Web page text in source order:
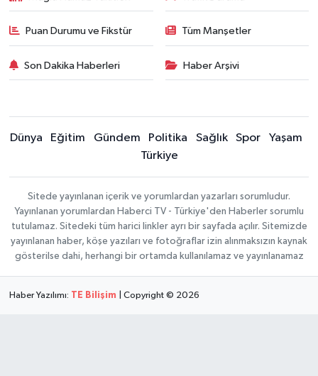
Puan Durumu ve Fikstür Tüm Manşetler
Son Dakika Haberleri Haber Arşivi
Dünya Eğitim Gündem Politika Sağlık Spor
Yaşam
Türkiye
Sitede yayınlanan içerik ve yorumlardan yazarları sorumludur.
Yayınlanan yorumlardan Haberci TV - Türkiye'den Haberler sorumlu
tutulamaz. Sitedeki tüm harici linkler ayrı bir sayfada açılır. Sitemizde
yayınlanan haber, köşe yazıları ve fotoğraflar izin alınmaksızın kaynak
gösterilse dahi, herhangi bir ortamda kullanılamaz ve yayınlanamaz
Haber Yazılımı: TE Bilişim | Copyright © 2026